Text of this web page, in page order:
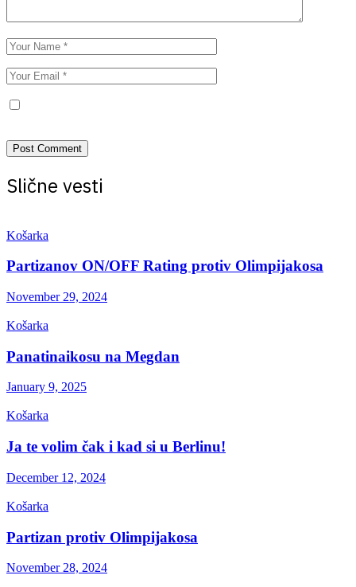
Slične vesti
Košarka
Partizanov ON/OFF Rating protiv Olimpijakosa
November 29, 2024
Košarka
Panatinaikosu na Megdan
January 9, 2025
Košarka
Ja te volim čak i kad si u Berlinu!
December 12, 2024
Košarka
Partizan protiv Olimpijakosa
November 28, 2024